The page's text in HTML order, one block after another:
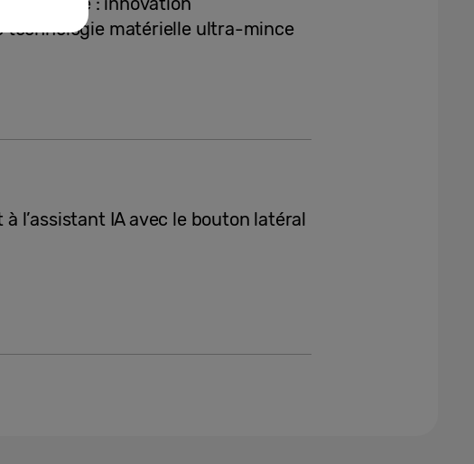
technologie matérielle ultra-mince
l’assistant IA avec le bouton latéral